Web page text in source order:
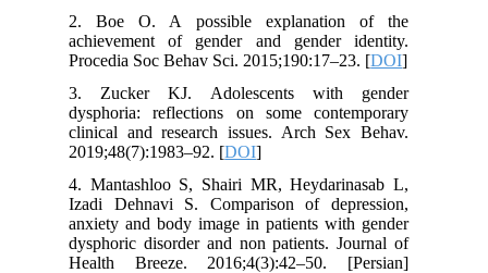
2. Boe O. A possible explanation of the
achievement of gender and gender identity.
Procedia Soc Behav Sci. 2015;190:17–23. [DOI
3. Zucker KJ. Adolescents with gender
dysphoria: reflections on some contemporary
clinical and research issues. Arch Sex Behav.
2019;48(7):1983–92. [DOI
4. Mantashloo S, Shairi MR, Heydarinasab L,
Izadi Dehnavi S. Comparison of depression,
anxiety and body image in patients with gender
dysphoric disorder and non patients. Journal of
Health Breeze. 2016;4(3):42–50. [Persian]